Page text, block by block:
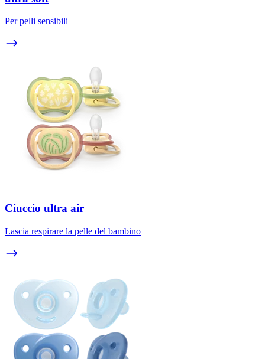
Per pelli sensibili
Ciuccio ultra air
Lascia respirare la pelle del bambino